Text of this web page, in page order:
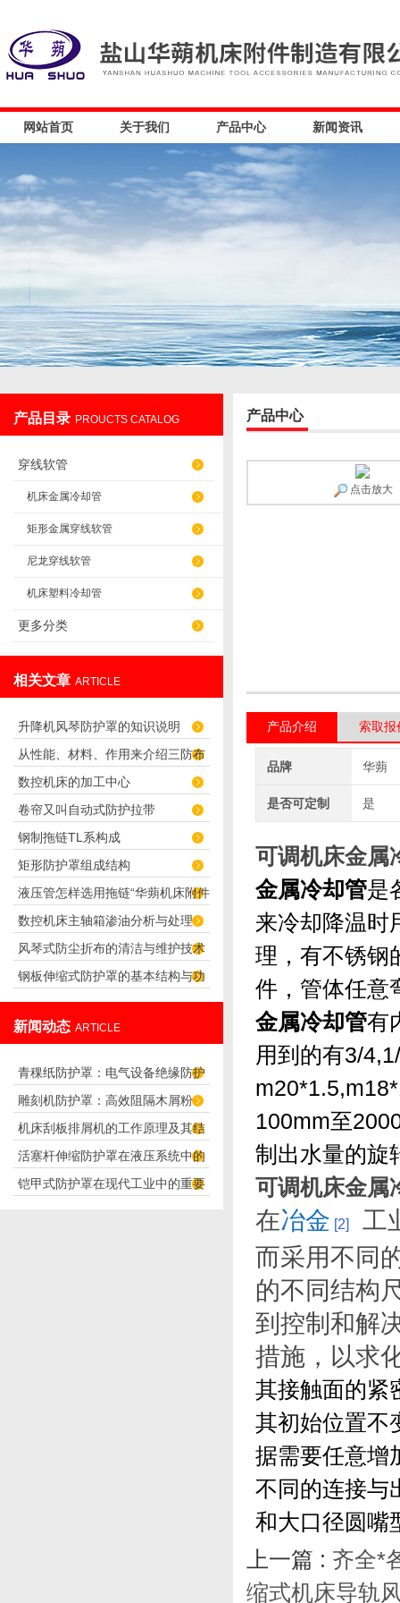
网站首页 关于我们 产品中心 新闻资讯
产品目录 PROUCTS CATALOG
穿线软管
机床金属冷却管
矩形金属穿线软管
尼龙穿线软管
机床塑料冷却管
更多分类
相关文章 ARTICLE
升降机风琴防护罩的知识说明
从性能、材料、作用来介绍三防布
油缸保护套
数控机床的加工中心
卷帘又叫自动式防护拉带
钢制拖链TL系构成
矩形防护罩组成结构
液压管怎样选用拖链“华蒴机床附件”
数控机床主轴箱渗油分析与处理
风琴式防尘折布的清洁与维护技术
钢板伸缩式防护罩的基本结构与功
新闻动态 ARTICLE
青稞纸防护罩：电气设备绝缘防护
专用方案
雕刻机防护罩：高效阻隔木屑粉
尘，守护设备精度与安全
机床刮板排屑机的工作原理及其结
构分析
活塞杆伸缩防护罩在液压系统中的
应用
铠甲式防护罩在现代工业中的重要
产品中心
点击放大
产品介绍 索取报
品牌 华蒴
是否可定制 是
可调机床金属
金属冷却管是
来冷却降温时
理，有不锈钢
件，管体任意
金属冷却管有
用到的有3/
100mm至
制出水量的旋
可调机床金属
在冶金 [2]
工
而采用不同
的不同结构
到控制和解
措施，以求
其接触面的紧
其初始位置不
据需要任意增
不同的连接与
和大口径圆嘴
上一篇 : 齐全*
缩式机床导轨